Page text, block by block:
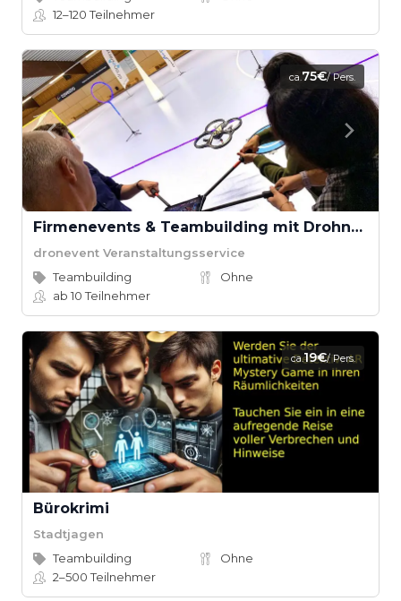
12–120Teilnehmer
ca.75€/ Pers.
Firmenevents & Teambuilding mit Drohnen
dronevent Veranstaltungsservice
Teambuilding
Ohne
ab 10Teilnehmer
ca.19€/ Pers.
Bürokrimi
Stadtjagen
Teambuilding
Ohne
2–500Teilnehmer